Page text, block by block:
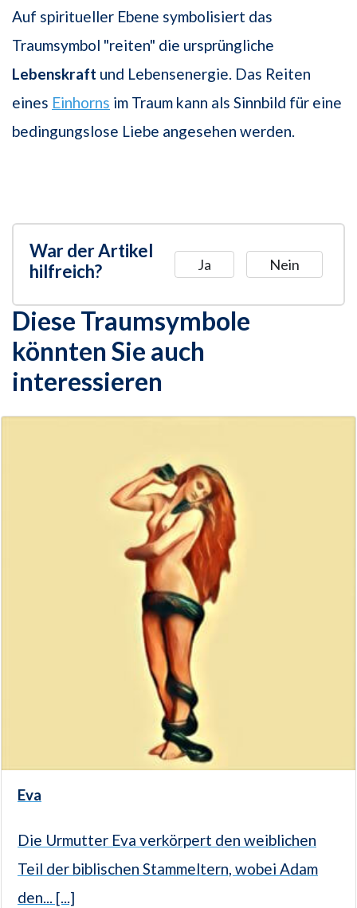
Auf spiritueller Ebene symbolisiert das
Traumsymbol "reiten" die ursprüngliche
Lebenskraft und Lebensenergie. Das Reiten
eines Einhorns im Traum kann als Sinnbild für eine
bedingungslose Liebe angesehen werden.
War der Artikel
hilfreich?
Ja Nein
Diese Traumsymbole
könnten Sie auch
interessieren
Eva
Die Urmutter Eva verkörpert den weiblichen
Teil der biblischen Stammeltern, wobei Adam
den... [...]